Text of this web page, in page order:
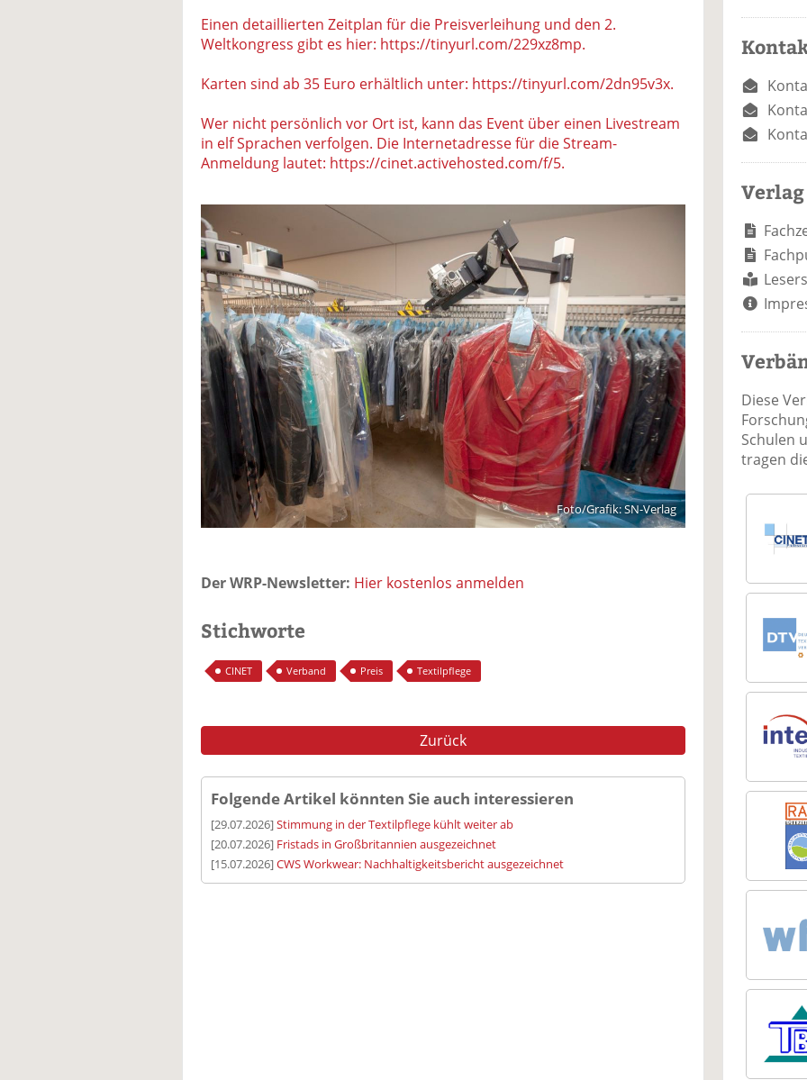
Einen detaillierten Zeitplan für die Preisverleihung und den 2.
Weltkongress gibt es hier: https://tinyurl.com/229xz8mp.
Karten sind ab 35 Euro erhältlich unter: https://tinyurl.com/2dn95v3x.
Wer nicht persönlich vor Ort ist, kann das Event über einen Livestream
in elf Sprachen verfolgen. Die Internetadresse für die Stream-
Anmeldung lautet: https://cinet.activehosted.com/f/5.
Foto/Grafik: SN-Verlag
Der WRP-Newsletter: Hier kostenlos anmelden
Stichworte
CINET Verband Preis Textilpflege
Zurück
Folgende Artikel könnten Sie auch interessieren
[29.07.2026]Stimmung in der Textilpflege kühlt weiter ab
[20.07.2026] Fristads in Großbritannien ausgezeichnet
[15.07.2026]CWS Workwear: Nachhaltigkeitsbericht ausgezeichnet
Verlag
Diese
Schulen
tragen